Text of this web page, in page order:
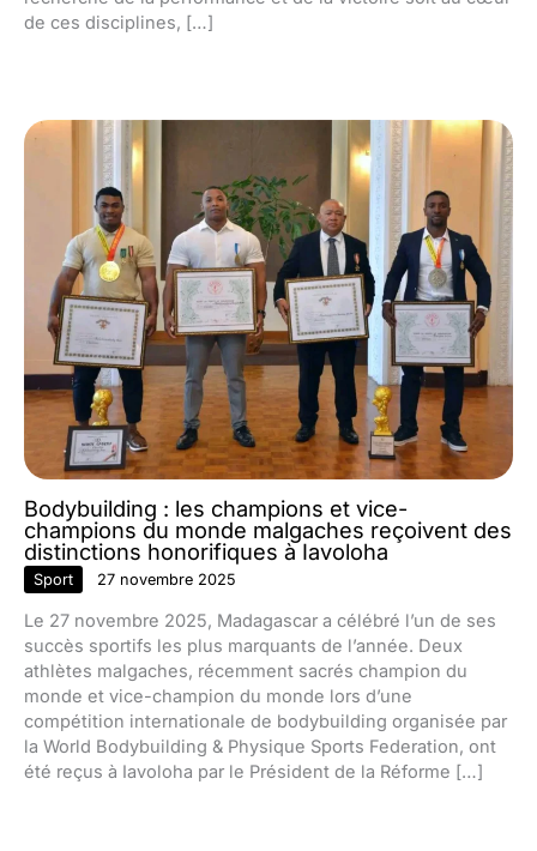
de ces disciplines, […]
Bodybuilding : les champions et vice-
champions du monde malgaches reçoivent des
distinctions honorifiques à Iavoloha
Sport 27 novembre 2025
Le 27 novembre 2025, Madagascar a célébré l’un de ses
succès sportifs les plus marquants de l’année. Deux
athlètes malgaches, récemment sacrés champion du
monde et vice-champion du monde lors d’une
compétition internationale de bodybuilding organisée par
la World Bodybuilding & Physique Sports Federation, ont
été reçus à Iavoloha par le Président de la Réforme […]